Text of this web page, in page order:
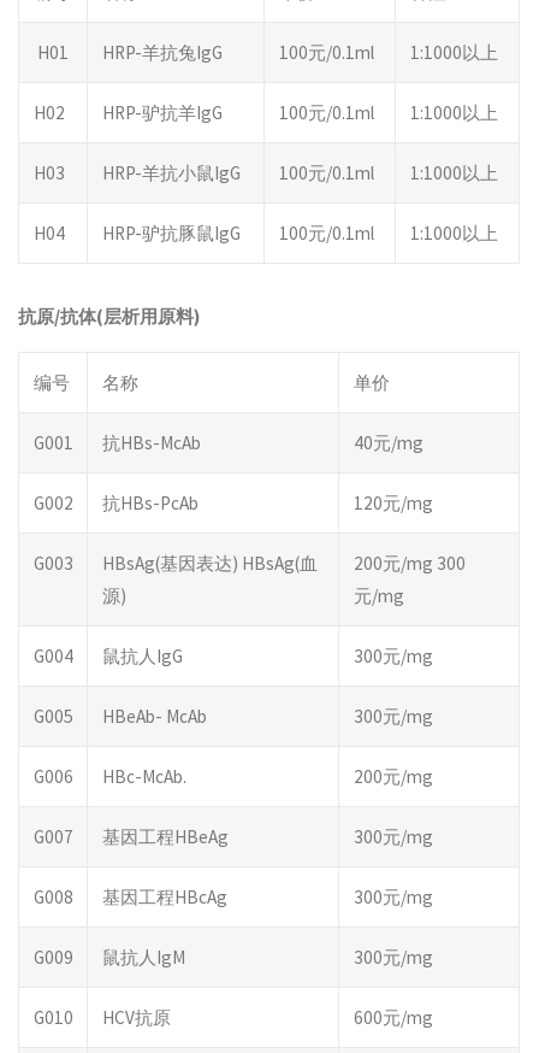
H01 HRP-羊抗兔IgG 100元/0.1ml 1:1000以上
H02 HRP-驴抗羊IgG 100元/0.1ml 1:1000以上
H03 HRP-羊抗小鼠IgG 100元/0.1ml 1:1000以上
H04 HRP-驴抗豚鼠IgG 100元/0.1ml 1:1000以上
抗原/抗体(层析用原料)
编号 名称 单价
G001 抗HBs-McAb 40元/mg
G002 抗HBs-PcAb 120元/mg
G003
HBsAg(基因表达) HBsAg(血
源)
200元/mg 300
元/mg
G004 鼠抗人IgG 300元/mg
G005 HBeAb- McAb 300元/mg
G006 HBc-McAb. 200元/mg
G007 基因工程HBeAg 300元/mg
G008 基因工程HBcAg 300元/mg
G009 鼠抗人IgM 300元/mg
G010 HCV抗原 600元/mg